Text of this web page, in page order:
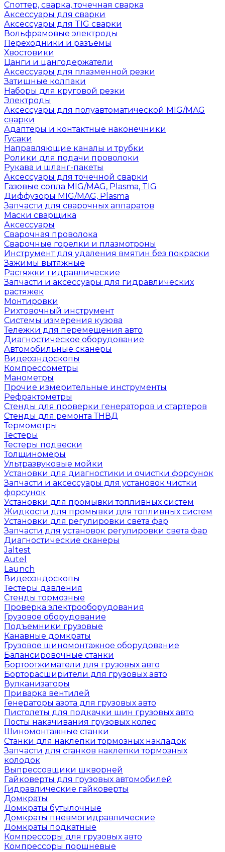
Споттер, сварка, точечная сварка
Аксессуары для сварки
Аксессуары для TIG сварки
Вольфрамовые электроды
Переходники и разъемы
Хвостовики
Цанги и цангодержатели
Аксессуары для плазменной резки
Затишные колпаки
Наборы для круговой резки
Электроды
Аксессуары для полуавтоматической MIG/MAG
сварки
Адаптеры и контактные наконечники
Гусаки
Направляющие каналы и трубки
Ролики для подачи проволоки
Рукава и шланг-пакеты
Аксессуары для точечной сварки
Газовые сопла MIG/MAG, Plasma, TIG
Диффузоры MIG/MAG, Plasma
Запчасти для сварочных аппаратов
Маски сварщика
Аксессуары
Сварочная проволока
Сварочные горелки и плазмотроны
Инструмент для удаления вмятин без покраски
Зажимы вытяжные
Растяжки гидравлические
Запчасти и аксессуары для гидравлических
растяжек
Монтировки
Рихтовочный инструмент
Системы измерения кузова
Тележки для перемещения авто
Диагностическое оборудование
Автомобильные сканеры
Видеоэндоскопы
Компрессометры
Манометры
Прочие измерительные инструменты
Рефрактометры
Стенды для проверки генераторов и стартеров
Стенды для ремонта ТНВД
Термометры
Тестеры
Тестеры подвески
Толщиномеры
Ультразвуковые мойки
Установки для диагностики и очистки форсунок
Запчасти и аксессуары для установок чистки
форсунок
Установки для промывки топливных систем
Жидкости для промывки для топливных систем
Установки для регулировки света фар
Запчасти для установок регулировки света фар
Диагностические сканеры
Jaltest
Autel
Launch
Видеоэндоскопы
Тестеры давления
Стенды тормозные
Проверка электрооборудования
Грузовое оборудование
Подъемники грузовые
Канавные домкраты
Грузовое шиномонтажное оборудование
Балансировочные станки
Бортоотжиматели для грузовых авто
Борторасширители для грузовых авто
Вулканизаторы
Приварка вентилей
Генераторы азота для грузовых авто
Пистолеты для подкачки шин грузовых авто
Посты накачивания грузовых колес
Шиномонтажные станки
Станки для наклепки тормозных накладок
Запчасти для станков наклепки тормозных
колодок
Выпрессовщики шкворней
Гайковерты для грузовых автомобилей
Гидравлические гайковерты
Домкраты
Домкраты бутылочные
Домкраты пневмогидравлические
Домкраты подкатные
Компрессоры для грузовых авто
Компрессоры поршневые